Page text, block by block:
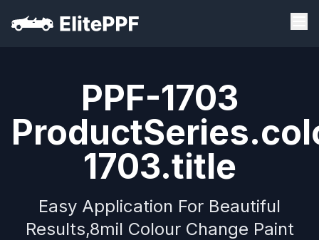
PPF-1703
1703.title
Easy Application For Beautiful
Results,8mil Colour Change Paint